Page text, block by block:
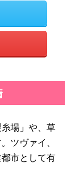
場」や、草
ツヴァイ、
市として有